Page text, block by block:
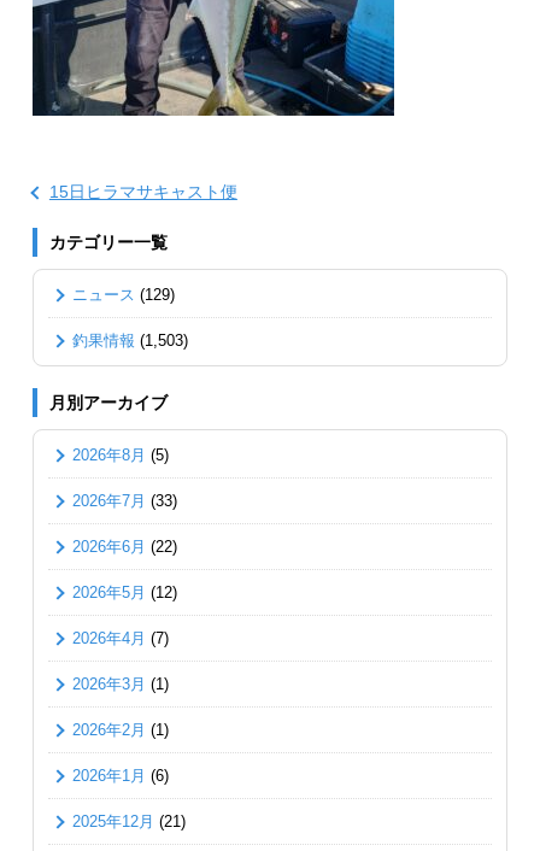
15日ヒラマサキャスト便
カテゴリー一覧
ニュース (129)
釣果情報 (1,503)
月別アーカイブ
2026年8月 (5)
2026年7月 (33)
2026年6月 (22)
2026年5月 (12)
2026年4月 (7)
2026年3月 (1)
2026年2月 (1)
2026年1月 (6)
2025年12月 (21)